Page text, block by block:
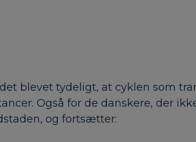
blevet tydeligt, at cyklen som
Også for de danskere, der
og fortsætter: